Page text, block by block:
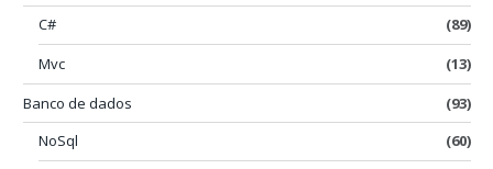
C#
(89)
Mvc
(13)
Banco de dados
(93)
NoSql
(60)